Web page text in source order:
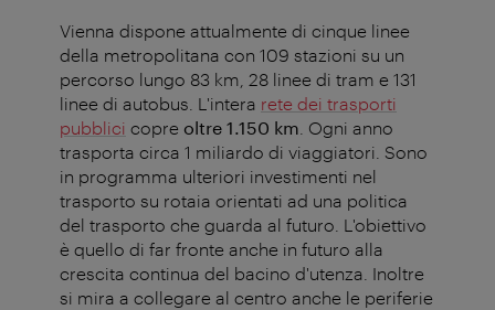
Vienna dispone attualmente di cinque linee
della metropolitana con 109 stazioni su un
percorso lungo 83 km, 28 linee di tram e 131
linee di autobus. L'intera rete dei trasporti
pubblici copre oltre 1.150 km . Ogni anno
trasporta circa 1 miliardo di viaggiatori. Sono
in programma ulteriori investimenti nel
trasporto su rotaia orientati ad una politica
del trasporto che guarda al futuro. L'obiettivo
è quello di far fronte anche in futuro alla
crescita continua del bacino d'utenza. Inoltre
si mira a collegare al centro anche le periferie